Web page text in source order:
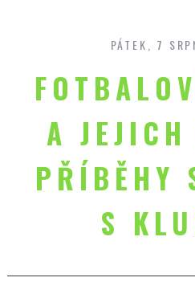
PÁTEK, 7
A JEJICH
PŘÍBĚHY
S